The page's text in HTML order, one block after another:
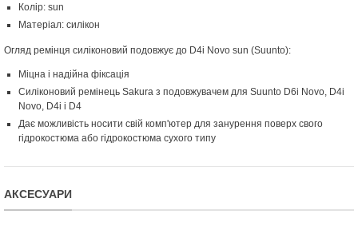
Колір: sun
Матеріал: силікон
Огляд ремінця силіконовий подовжує до D4i Novo sun (Suunto):
Міцна і надійна фіксація
Силіконовий ремінець Sakura з подовжувачем для Suunto D6i Novo, D4i
Novo, D4i і D4
Дає можливість носити свій комп'ютер для занурення поверх свого
гідрокостюма або гідрокостюма сухого типу
АКСЕСУАРИ